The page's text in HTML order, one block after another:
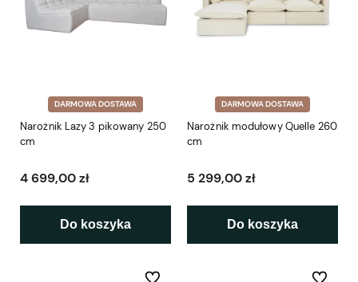
DARMOWA DOSTAWA
Narożnik Lazy 3 pikowany 250
cm
4 699,00 zł
Do koszyka
DARMOWA DOSTAWA
Narożnik modułowy Quelle 260
cm
5 299,00 zł
Do koszyka
Do ulubionych Do